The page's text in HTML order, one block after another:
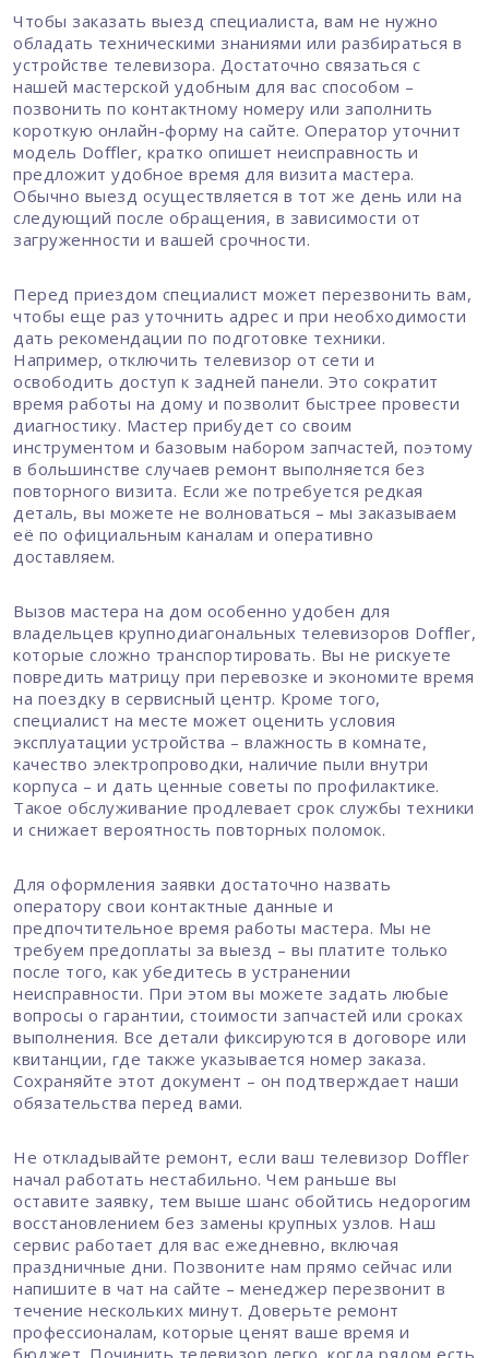
Чтобы заказать выезд специалиста, вам не нужно
обладать техническими знаниями или разбираться в
устройстве телевизора. Достаточно связаться с
нашей мастерской удобным для вас способом –
позвонить по контактному номеру или заполнить
короткую онлайн-форму на сайте. Оператор уточнит
модель Doffler, кратко опишет неисправность и
предложит удобное время для визита мастера.
Обычно выезд осуществляется в тот же день или на
следующий после обращения, в зависимости от
загруженности и вашей срочности.
Перед приездом специалист может перезвонить вам,
чтобы еще раз уточнить адрес и при необходимости
дать рекомендации по подготовке техники.
Например, отключить телевизор от сети и
освободить доступ к задней панели. Это сократит
время работы на дому и позволит быстрее провести
диагностику. Мастер прибудет со своим
инструментом и базовым набором запчастей, поэтому
в большинстве случаев ремонт выполняется без
повторного визита. Если же потребуется редкая
деталь, вы можете не волноваться – мы заказываем
её по официальным каналам и оперативно
доставляем.
Вызов мастера на дом особенно удобен для
владельцев крупнодиагональных телевизоров Doffler,
которые сложно транспортировать. Вы не рискуете
повредить матрицу при перевозке и экономите время
на поездку в сервисный центр. Кроме того,
специалист на месте может оценить условия
эксплуатации устройства – влажность в комнате,
качество электропроводки, наличие пыли внутри
корпуса – и дать ценные советы по профилактике.
Такое обслуживание продлевает срок службы техники
и снижает вероятность повторных поломок.
Для оформления заявки достаточно назвать
оператору свои контактные данные и
предпочтительное время работы мастера. Мы не
требуем предоплаты за выезд – вы платите только
после того, как убедитесь в устранении
неисправности. При этом вы можете задать любые
вопросы о гарантии, стоимости запчастей или сроках
выполнения. Все детали фиксируются в договоре или
квитанции, где также указывается номер заказа.
Сохраняйте этот документ – он подтверждает наши
обязательства перед вами.
Не откладывайте ремонт, если ваш телевизор Doffler
начал работать нестабильно. Чем раньше вы
оставите заявку, тем выше шанс обойтись недорогим
восстановлением без замены крупных узлов. Наш
сервис работает для вас ежедневно, включая
праздничные дни. Позвоните нам прямо сейчас или
напишите в чат на сайте – менеджер перезвонит в
течение нескольких минут. Доверьте ремонт
профессионалам, которые ценят ваше время и
бюджет. Починить телевизор легко, когда рядом есть